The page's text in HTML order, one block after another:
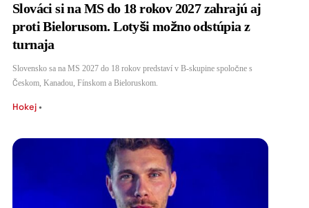
Slováci si na MS do 18 rokov 2027 zahrajú aj
proti Bielorusom. Lotyši možno odstúpia z
turnaja
Slovensko sa na MS 2027 do 18 rokov predstaví v B-skupine spoločne s
Českom, Kanadou, Fínskom a Bieloruskom.
Hokej•